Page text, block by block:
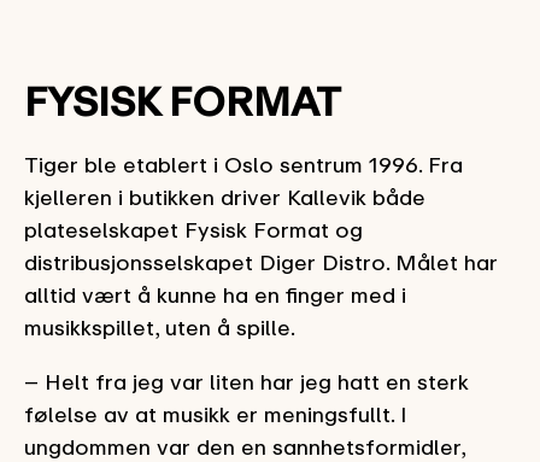
FYSISK FORMAT
Tiger ble etablert i Oslo sentrum 1996. Fra
kjelleren i butikken driver Kallevik både
plateselskapet Fysisk Format og
distribusjonsselskapet Diger Distro. Målet har
alltid vært å kunne ha en finger med i
musikkspillet, uten å spille.
– Helt fra jeg var liten har jeg hatt en sterk
følelse av at musikk er meningsfullt. I
ungdommen var den en sannhetsformidler,